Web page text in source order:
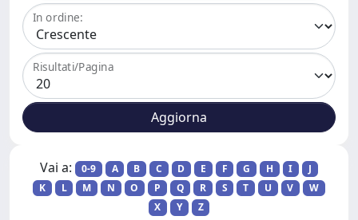
In ordine:
Risultati/Pagina
Vai a: 0-9 A B C D E F G H I
J
K
L M N O P Q R S T U V
W
X
Y Z